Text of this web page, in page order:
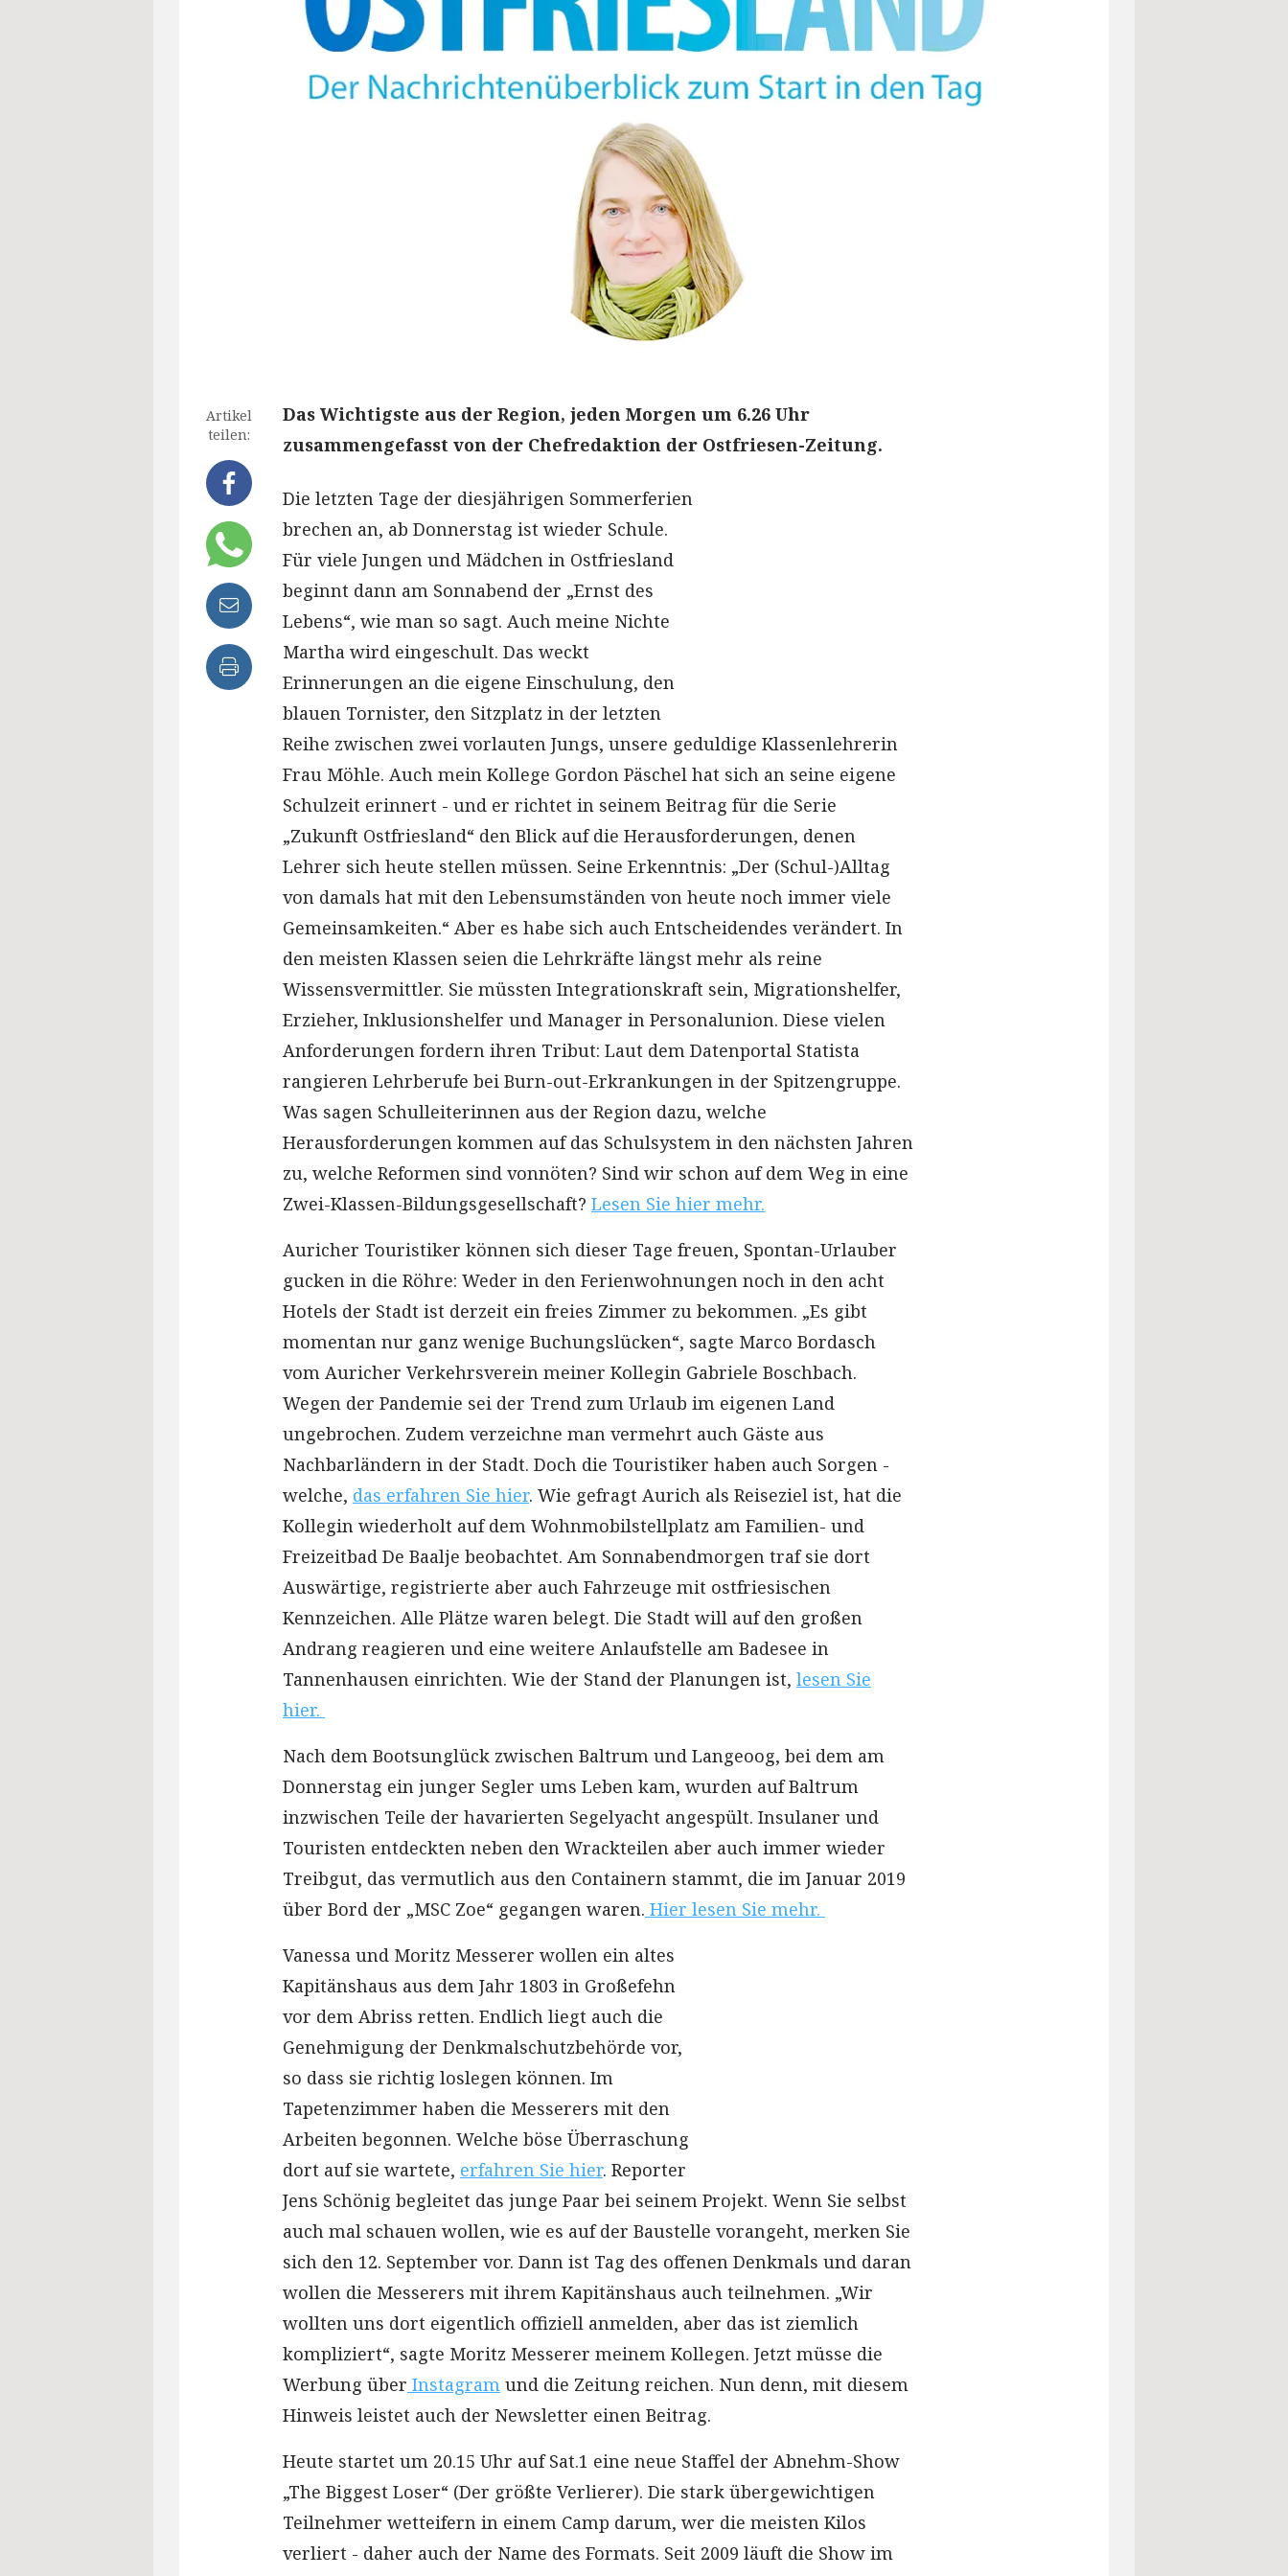
Artikel
teilen:
Das Wichtigste aus der Region, jeden Morgen um 6.26 Uhr
zusammengefasst von der Chefredaktion der Ostfriesen-Zeitung.
Die letzten Tage der diesjährigen Sommerferien
brechen an, ab Donnerstag ist wieder Schule.
Für viele Jungen und Mädchen in Ostfriesland
beginnt dann am Sonnabend der „Ernst des
Lebens“, wie man so sagt. Auch meine Nichte
Martha wird eingeschult. Das weckt
Erinnerungen an die eigene Einschulung, den
blauen Tornister, den Sitzplatz in der letzten
Reihe zwischen zwei vorlauten Jungs, unsere geduldige Klassenlehrerin
Frau Möhle. Auch mein Kollege Gordon Päschel hat sich an seine eigene
Schulzeit erinnert - und er richtet in seinem Beitrag für die Serie
„Zukunft Ostfriesland“ den Blick auf die Herausforderungen, denen
Lehrer sich heute stellen müssen. Seine Erkenntnis: „Der (Schul-)Alltag
von damals hat mit den Lebensumständen von heute noch immer viele
Gemeinsamkeiten.“ Aber es habe sich auch Entscheidendes verändert. In
den meisten Klassen seien die Lehrkräfte längst mehr als reine
Wissensvermittler. Sie müssten Integrationskraft sein, Migrationshelfer,
Erzieher, Inklusionshelfer und Manager in Personalunion. Diese vielen
Anforderungen fordern ihren Tribut: Laut dem Datenportal Statista
rangieren Lehrberufe bei Burn-out-Erkrankungen in der Spitzengruppe.
Was sagen Schulleiterinnen aus der Region dazu, welche
Herausforderungen kommen auf das Schulsystem in den nächsten Jahren
zu, welche Reformen sind vonnöten? Sind wir schon auf dem Weg in eine
Zwei-Klassen-Bildungsgesellschaft? Lesen Sie hier mehr.
Auricher Touristiker können sich dieser Tage freuen, Spontan-Urlauber
gucken in die Röhre: Weder in den Ferienwohnungen noch in den acht
Hotels der Stadt ist derzeit ein freies Zimmer zu bekommen. „Es gibt
momentan nur ganz wenige Buchungslücken“, sagte Marco Bordasch
vom Auricher Verkehrsverein meiner Kollegin Gabriele Boschbach.
Wegen der Pandemie sei der Trend zum Urlaub im eigenen Land
ungebrochen. Zudem verzeichne man vermehrt auch Gäste aus
Nachbarländern in der Stadt. Doch die Touristiker haben auch Sorgen -
welche, das erfahren Sie hier. Wie gefragt Aurich als Reiseziel ist, hat die
Kollegin wiederholt auf dem Wohnmobilstellplatz am Familien- und
Freizeitbad De Baalje beobachtet. Am Sonnabendmorgen traf sie dort
Auswärtige, registrierte aber auch Fahrzeuge mit ostfriesischen
Kennzeichen. Alle Plätze waren belegt. Die Stadt will auf den großen
Andrang reagieren und eine weitere Anlaufstelle am Badesee in
Tannenhausen einrichten. Wie der Stand der Planungen ist, lesen Sie
hier.
Nach dem Bootsunglück zwischen Baltrum und Langeoog, bei dem am
Donnerstag ein junger Segler ums Leben kam, wurden auf Baltrum
inzwischen Teile der havarierten Segelyacht angespült. Insulaner und
Touristen entdeckten neben den Wrackteilen aber auch immer wieder
Treibgut, das vermutlich aus den Containern stammt, die im Januar 2019
über Bord der „MSC Zoe“ gegangen waren. Hier lesen Sie mehr.
Vanessa und Moritz Messerer wollen ein altes
Kapitänshaus aus dem Jahr 1803 in Großefehn
vor dem Abriss retten. Endlich liegt auch die
Genehmigung der Denkmalschutzbehörde vor,
so dass sie richtig loslegen können. Im
Tapetenzimmer haben die Messerers mit den
Arbeiten begonnen. Welche böse Überraschung
dort auf sie wartete, erfahren Sie hier. Reporter
Jens Schönig begleitet das junge Paar bei seinem Projekt. Wenn Sie selbst
auch mal schauen wollen, wie es auf der Baustelle vorangeht, merken Sie
sich den 12. September vor. Dann ist Tag des offenen Denkmals und daran
wollen die Messerers mit ihrem Kapitänshaus auch teilnehmen. „Wir
wollten uns dort eigentlich offiziell anmelden, aber das ist ziemlich
kompliziert“, sagte Moritz Messerer meinem Kollegen. Jetzt müsse die
Werbung über Instagram und die Zeitung reichen. Nun denn, mit diesem
Hinweis leistet auch der Newsletter einen Beitrag.
Heute startet um 20.15 Uhr auf Sat.1 eine neue Staffel der Abnehm-Show
„The Biggest Loser“ (Der größte Verlierer). Die stark übergewichtigen
Teilnehmer wetteifern in einem Camp darum, wer die meisten Kilos
verliert - daher auch der Name des Formats. Seit 2009 läuft die Show im